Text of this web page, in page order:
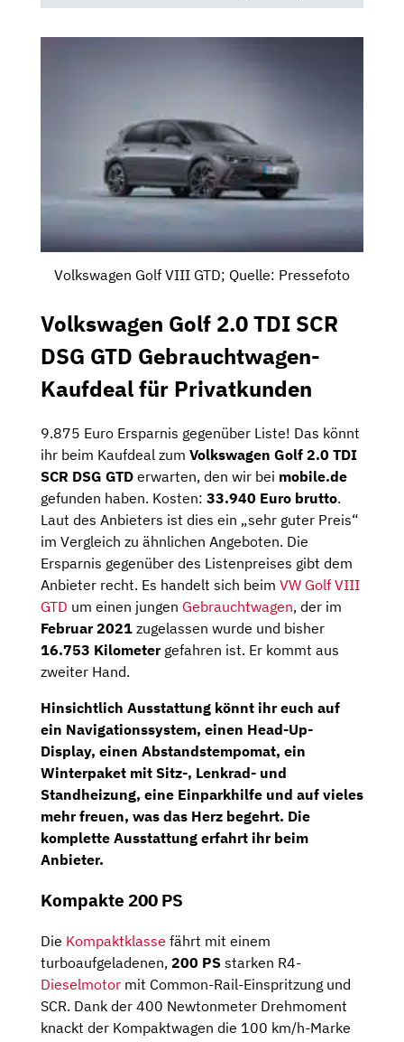
Volkswagen Golf VIII GTD; Quelle: Pressefoto
Volkswagen Golf 2.0 TDI SCR
DSG GTD Gebrauchtwagen-
Kaufdeal für Privatkunden
9.875 Euro Ersparnis gegenüber Liste! Das könnt
ihr beim Kaufdeal zum Volkswagen Golf 2.0 TDI
SCR DSG GTD erwarten, den wir bei mobile.de
gefunden haben. Kosten: 33.940 Euro brutto.
Laut des Anbieters ist dies ein „sehr guter Preis“
im Vergleich zu ähnlichen Angeboten. Die
Ersparnis gegenüber des Listenpreises gibt dem
Anbieter recht. Es handelt sich beim VW Golf VIII
GTD um einen jungen Gebrauchtwagen, der im
Februar 2021 zugelassen wurde und bisher
16.753 Kilometergefahren ist. Er kommt aus
zweiter Hand.
Hinsichtlich Ausstattung könnt ihr euch auf
ein Navigationssystem, einen Head-Up-
Display, einen Abstandstempomat, ein
Winterpaket mit Sitz-, Lenkrad- und
Standheizung, eine Einparkhilfe und auf vieles
mehr freuen, was das Herz begehrt. Die
komplette Ausstattung erfahrt ihr beim
Anbieter.
Kompakte 200 PS
Die Kompaktklasse fährt mit einem
turboaufgeladenen, 200 PS starken R4-
Dieselmotor mit Common-Rail-Einspritzung und
SCR. Dank der 400 Newtonmeter Drehmoment
knackt der Kompaktwagen die 100 km/h-Marke